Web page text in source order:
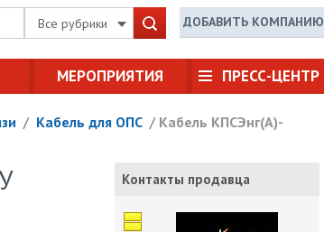
Все рубрики ДОБАВИТЬ КОМПАНИЮ
МЕРОПРИЯТИЯ ПРЕСС-ЦЕНТР
/ Кабель для ОПС / Кабель КПСЭнг(А)-
Контакты продавца